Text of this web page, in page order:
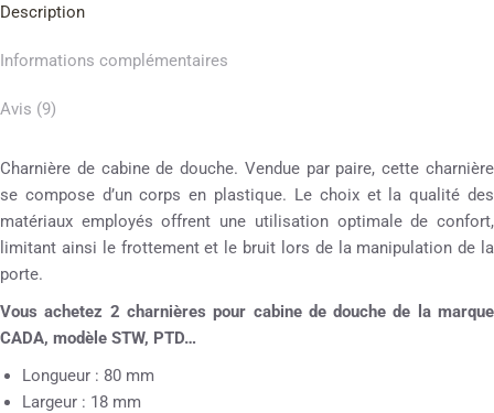
Description
Informations complémentaires
Avis (9)
Charnière de cabine de douche. Vendue par paire, cette charnière
se compose d’un corps en plastique. Le choix et la qualité des
matériaux employés offrent une utilisation optimale de confort,
limitant ainsi le frottement et le bruit lors de la manipulation de la
porte.
Vous achetez 2 charnières pour cabine de douche de la marque
CADA, modèle STW, PTD…
Longueur : 80 mm
Largeur : 18 mm